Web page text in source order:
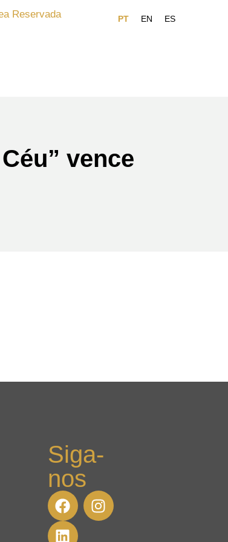
Reservada
vence
Siga-
nos